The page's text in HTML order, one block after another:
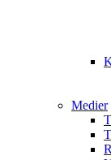
Medier